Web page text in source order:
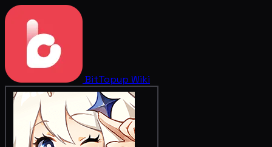
BitTopup Wiki